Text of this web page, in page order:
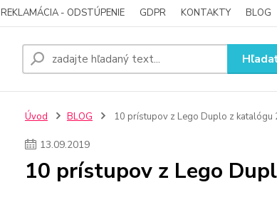
REKLAMÁCIA - ODSTÚPENIE GDPR KONTAKTY BLOG
Úvod BLOG 10 prístupov z Lego Duplo z katalógu
13.09.2019
10 prístupov z Lego